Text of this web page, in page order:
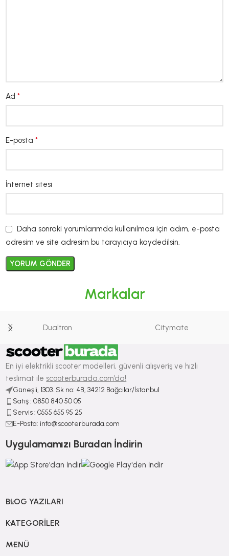
Ad*
E-posta*
İnternet sitesi
Daha sonraki yorumlarımda kullanılması için adım, e-posta
adresim ve site adresim bu tarayıcıya kaydedilsin.
Markalar
Dualtron Citymate
En iyi elektrikli scooter modelleri, güvenli alışveriş ve hızlı
teslimat ile scooterburada.com’da!
Güneşli, 1303. Sk no: 4B, 34212 Bağcılar/İstanbul
Satış : ⁠0850 840 50 05
Servis : 0555 655 95 25
E-Posta: info@scooterburada.com
Uygulamamızı Buradan İndirin
BLOG YAZILARI
KATEGORILER
MENÜ